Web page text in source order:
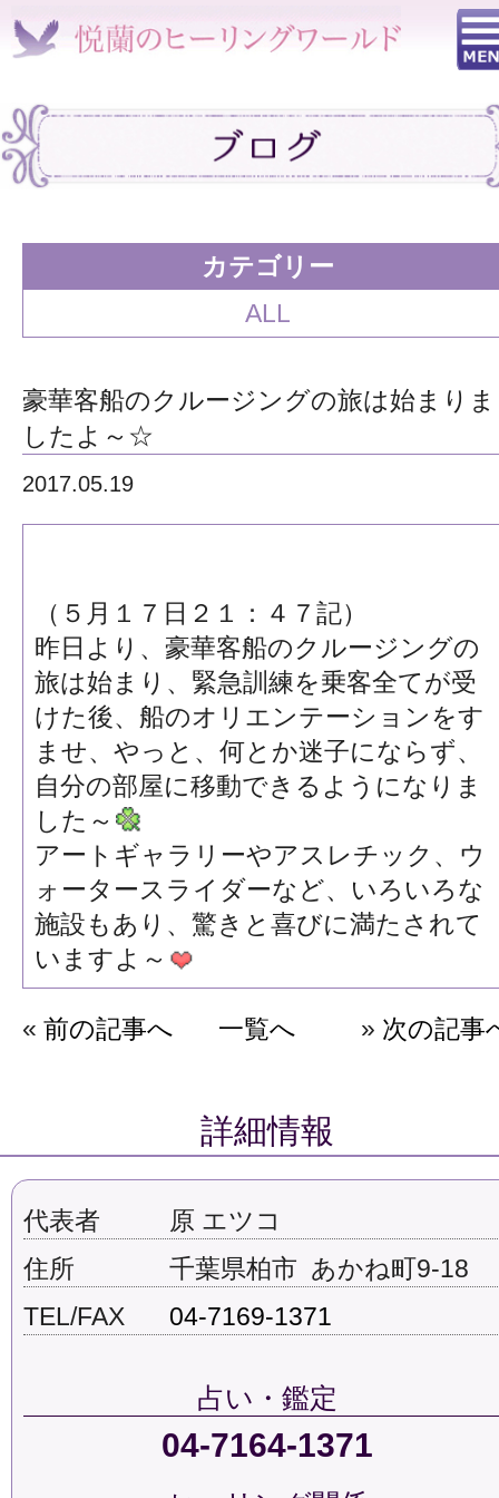
カテゴリー
ALL
豪華客船のクルージングの旅は始まりま
したよ～☆
2017.05.19
（５月１７日２１：４７記）
昨日より、豪華客船のクルージングの
旅は始まり、緊急訓練を乗客全てが受
けた後、船のオリエンテーションをす
ませ、やっと、何とか迷子にならず、
自分の部屋に移動できるようになりま
した～
アートギャラリーやアスレチック、ウ
ォータースライダーなど、いろいろな
施設もあり、驚きと喜びに満たされて
いますよ～
« 前の記事へ 一覧へ » 次の記事
詳細情報
代表者
原 エツコ
住所
千葉県柏市 あかね町9-18
TEL/FAX
04-7169-1371
占い・鑑定
04-7164-1371